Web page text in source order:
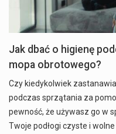
Jak dbać o higienę
mopa obrotowego?
Czy kiedykolwiek
podczas sprzątania za
pewność, że używasz go w
Twoje podłogi czyste i